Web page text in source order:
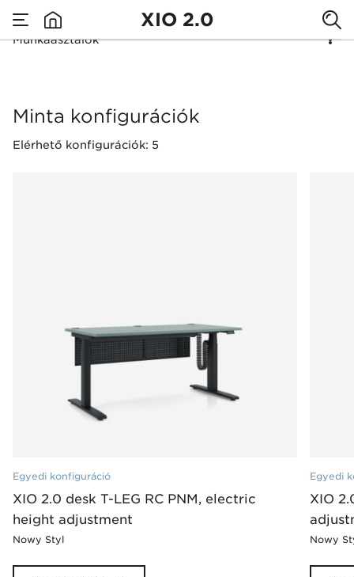
XIO 2.0
Munkaasztalok
Munkaasztalok
Minta konfigurációk
Elérhető konfigurációk: 5
Egyedi konfiguráció
XIO 2.0 desk T-LEG RC PNM, electric
height adjustment
Nowy Styl
Egyedi
XIO
Nowy